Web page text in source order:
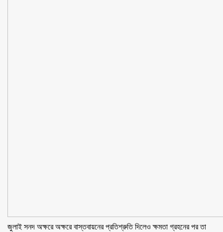
জুলাই সনদ অক্ষরে অক্ষরে বাস্তবায়নের প্রতিশ্রুতি দিলেও ক্ষমতা গ্রহনের পর তা